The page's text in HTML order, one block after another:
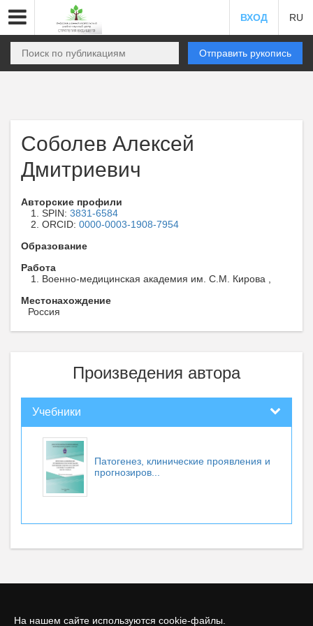
На нашем сайте используются cookie-файлы.
ВХОД RU
Отправить рукопись
Соболев Алексей
Дмитриевич
Авторские профили
SPIN: 3831-6584
ORCID: 0000-0003-1908-7954
Образование
Работа
Военно-медицинская академия им. С.М. Кирова ,
Местонахождение
Россия
Произведения автора
Учебники
Патогенез, клинические проявления и
прогнозиров...